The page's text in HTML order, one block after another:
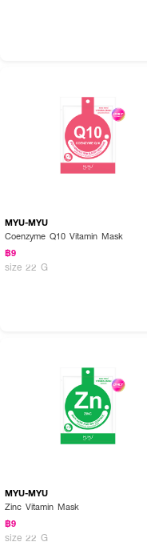
แผ่นมาส์กออกและนวดเบาๆ เพื่
MYU-MYU
Coenzyme Q10 Vitamin Mask
฿9
size 22 G
MYU-MYU
Zinc Vitamin Mask
฿9
size 22 G